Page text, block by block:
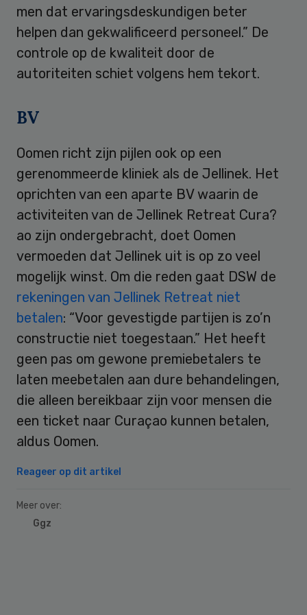
men dat ervaringsdeskundigen beter
helpen dan gekwalificeerd personeel.” De
controle op de kwaliteit door de
autoriteiten schiet volgens hem tekort.
BV
Oomen richt zijn pijlen ook op een
gerenommeerde kliniek als de Jellinek. Het
oprichten van een aparte BV waarin de
activiteiten van de Jellinek Retreat Cura?
ao zijn ondergebracht, doet Oomen
vermoeden dat Jellinek uit is op zo veel
mogelijk winst. Om die reden gaat DSW de
rekeningen van Jellinek Retreat niet
betalen: “Voor gevestigde partijen is zo’n
constructie niet toegestaan.” Het heeft
geen pas om gewone premiebetalers te
laten meebetalen aan dure behandelingen,
die alleen bereikbaar zijn voor mensen die
een ticket naar Curaçao kunnen betalen,
aldus Oomen.
Reageer op dit artikel
Meer over:
Ggz